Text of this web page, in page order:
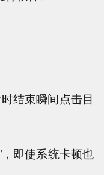
结束瞬间点击目
即使系统卡顿也